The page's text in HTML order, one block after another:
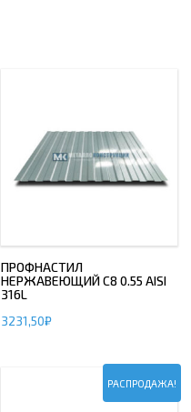
ПРОФНАСТИЛ
НЕРЖАВЕЮЩИЙ С8 0.55 AISI
316L
3231,50₽
РАСПРОДАЖА!